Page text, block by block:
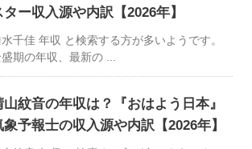
ター収入源や内訳【2026年】
千佳 年収 と検索する方が多いようです。
期の年収、最新の ...
山紋音の年収は？『おはよう日本』
象予報士の収入源や内訳【2026年】